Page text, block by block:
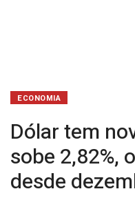
ECONOMIA
Dólar tem
sobe 2,82%,
desde